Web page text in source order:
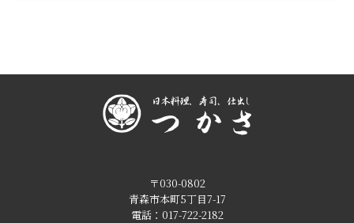
〒030-0802
青森市本町5丁目7-17
電話：017-722-2182